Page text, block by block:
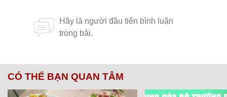
CÓ THỂ BẠN QUAN TÂM